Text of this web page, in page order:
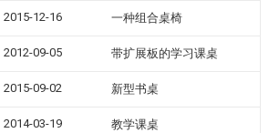
2015-12-16 一种组合桌椅
2012-09-05 带扩展板的学习课桌
2015-09-02 新型书桌
2014-03-19 教学课桌